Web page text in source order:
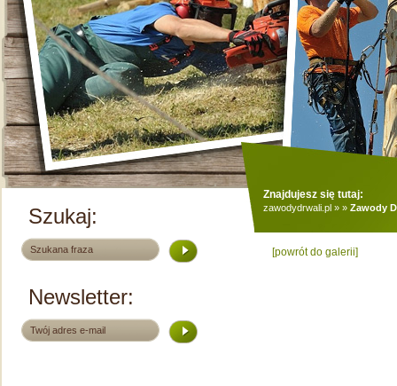
Szukaj:
Newsletter:
Znajdujesz się tutaj:
zawodydrwali.pl » » Zawody
[powrót do galerii]